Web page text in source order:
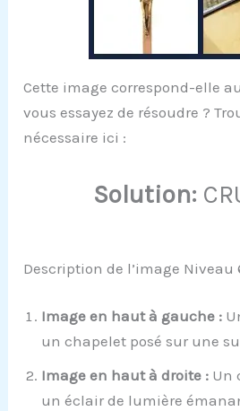
Cette image correspond-elle
vous essayez de résoudre ?
nécessaire ici :
Solution:
Description de l’image Niveau
Image en haut à gauche :
un chapelet posé sur une
Image en haut à droite : Un
un éclair de lumière